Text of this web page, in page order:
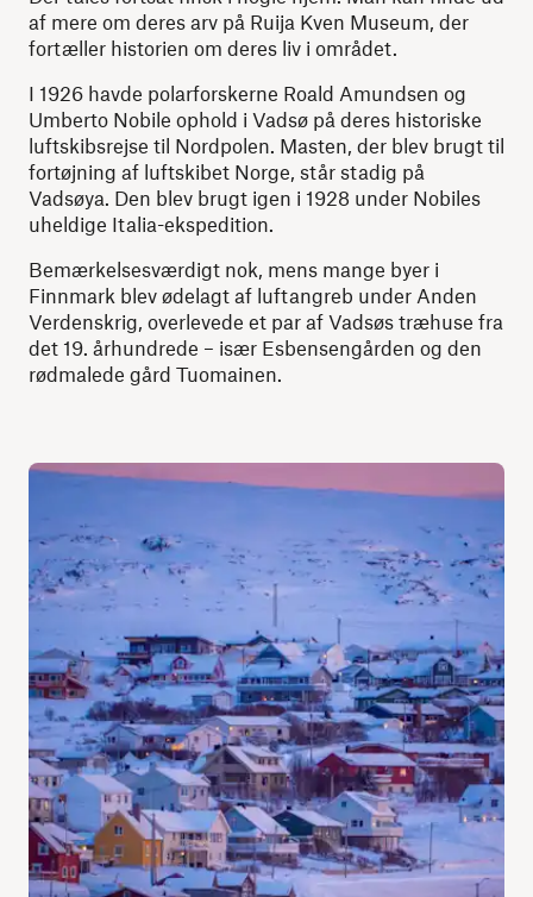
af mere om deres arv på Ruija Kven Museum, der
fortæller historien om deres liv i området.
I 1926 havde polarforskerne Roald Amundsen og
Umberto Nobile ophold i Vadsø på deres historiske
luftskibsrejse til Nordpolen. Masten, der blev brugt til
fortøjning af luftskibet Norge, står stadig på
Vadsøya. Den blev brugt igen i 1928 under Nobiles
uheldige Italia-ekspedition.
Bemærkelsesværdigt nok, mens mange byer i
Finnmark blev ødelagt af luftangreb under Anden
Verdenskrig, overlevede et par af Vadsøs træhuse fra
det 19. århundrede – især Esbensengården og den
rødmalede gård Tuomainen.